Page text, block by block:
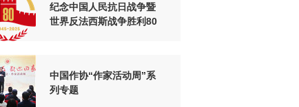
纪念中国人民抗日战争暨
世界反法西斯战争胜利80
中国作协“作家活动周”系
列专题